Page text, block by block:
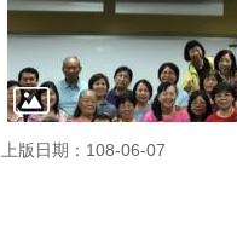
上版日期：108-06-07